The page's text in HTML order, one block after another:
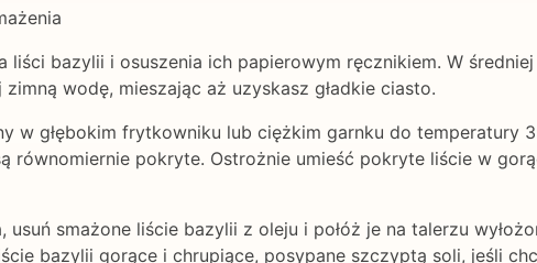
liści bazylii i osuszenia ich papierowym ręcznikiem. W
wodę, mieszając aż uzyskasz gładkie ciasto.
w głębokim frytkowniku lub ciężkim garnku do temperatury
równomiernie pokryte. Ostrożnie umieść pokryte liście w
usuń smażone liście bazylii z oleju i połóż je na talerzu
bazylii gorące i chrupiące, posypane szczyptą soli, jeśli